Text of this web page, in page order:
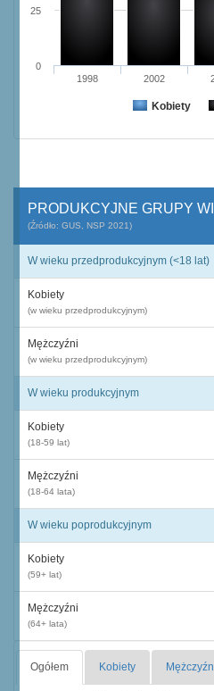
Kobiety
1998 2002
0
25
PRODUKCYJNE GRUPY
(Źródło: GUS, NSP 2021)
W wieku przedprodukcyjnym (<18 lat)
Kobiety
(w wieku przedprodukcyjnym)
Mężczyźni
(w wieku przedprodukcyjnym)
W wieku produkcyjnym
Kobiety
(18-59 lat)
Mężczyźni
(18-64 lata)
W wieku poprodukcyjnym
Kobiety
(59+ lat)
Mężczyźni
(64+ lata)
Ogółem Kobiety